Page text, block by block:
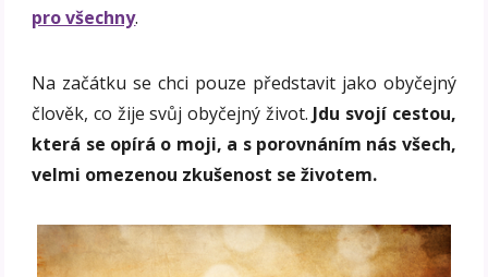
pro všechny.
Na začátku se chci pouze představit jako obyčejný
člověk, co žije svůj obyčejný život. Jdu svojí cestou,
která se opírá o moji, a s porovnáním nás všech,
velmi omezenou zkušenost se životem.